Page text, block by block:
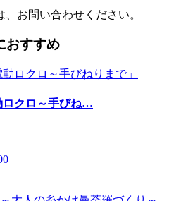
お問い合わせください。
おすすめ
クロ～手びね…